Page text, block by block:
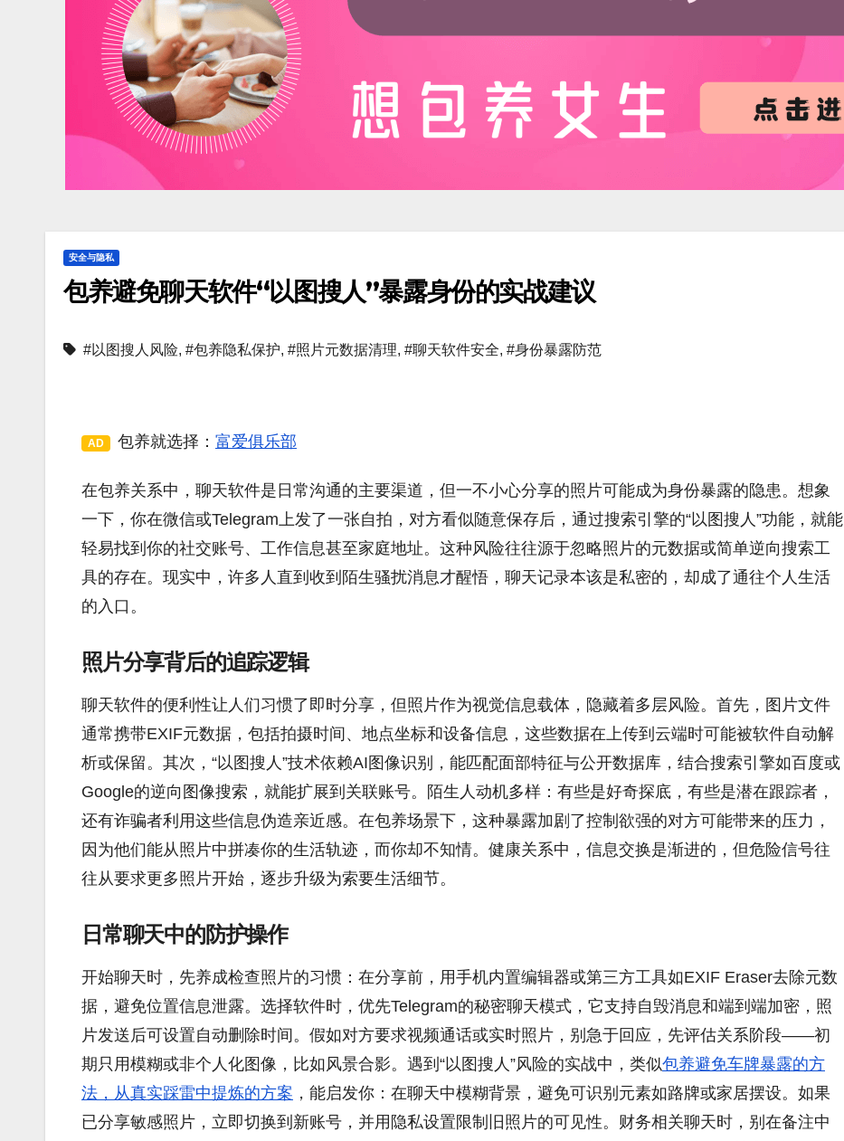
安全与隐私
包养避免聊天软件“以图搜人”暴露身份的实战建议
#以图搜人风险, #包养隐私保护, #照片元数据清理, #聊天软件安全, #身份暴露防范
AD 包养就选择： 富爱俱乐部
在包养关系中，聊天软件是日常沟通的主要渠道，但一不小心分享的照片可能成为身份暴露的隐患。想象
一下，你在微信或Telegram上发了一张自拍，对方看似随意保存后，通过搜索引擎的“以图搜人”功能，就能
轻易找到你的社交账号、工作信息甚至家庭地址。这种风险往往源于忽略照片的元数据或简单逆向搜索工
具的存在。现实中，许多人直到收到陌生骚扰消息才醒悟，聊天记录本该是私密的，却成了通往个人生活
的入口。
照片分享背后的追踪逻辑
聊天软件的便利性让人们习惯了即时分享，但照片作为视觉信息载体，隐藏着多层风险。首先，图片文件
通常携带EXIF元数据，包括拍摄时间、地点坐标和设备信息，这些数据在上传到云端时可能被软件自动解
析或保留。其次，“以图搜人”技术依赖AI图像识别，能匹配面部特征与公开数据库，结合搜索引擎如百度或
Google的逆向图像搜索，就能扩展到关联账号。陌生人动机多样：有些是好奇探底，有些是潜在跟踪者，
还有诈骗者利用这些信息伪造亲近感。在包养场景下，这种暴露加剧了控制欲强的对方可能带来的压力，
因为他们能从照片中拼凑你的生活轨迹，而你却不知情。健康关系中，信息交换是渐进的，但危险信号往
往从要求更多照片开始，逐步升级为索要生活细节。
日常聊天中的防护操作
开始聊天时，先养成检查照片的习惯：在分享前，用手机内置编辑器或第三方工具如EXIF Eraser去除元数
据，避免位置信息泄露。选择软件时，优先Telegram的秘密聊天模式，它支持自毁消息和端到端加密，照
片发送后可设置自动删除时间。假如对方要求视频通话或实时照片，别急于回应，先评估关系阶段——初
期只用模糊或非个人化图像，比如风景合影。遇到“以图搜人”风险的实战中，类似包养避免车牌暴露的方
法，从真实踩雷中提炼的方案 ，能启发你：在聊天中模糊背景，避免可识别元素如路牌或家居摆设。如果
已分享敏感照片，立即切换到新账号，并用隐私设置限制旧照片的可见性。财务相关聊天时，别在备注中